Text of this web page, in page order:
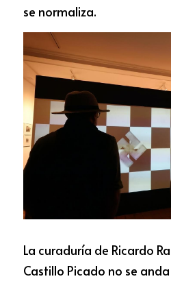
se normaliza.
La curaduría de Ricardo
Castillo Picado no se